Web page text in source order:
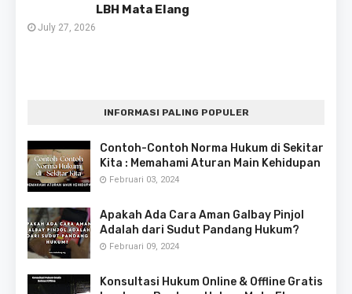
LBH Mata Elang
July 27, 2026
INFORMASI PALING POPULER
Contoh-Contoh Norma Hukum di Sekitar
Kita : Memahami Aturan Main Kehidupan
Februari 03, 2024
Apakah Ada Cara Aman Galbay Pinjol
Adalah dari Sudut Pandang Hukum?
Februari 09, 2024
Konsultasi Hukum Online & Offline Gratis